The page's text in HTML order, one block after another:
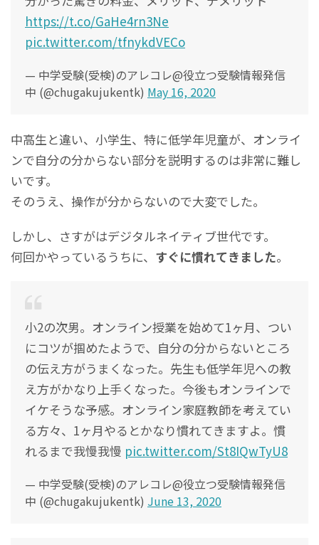
https://t.co/GaHe4rn3Ne
pic.twitter.com/tfnykdVECo
— 中学受験(受検)のアレコレ@役立つ受験情報発信
中 (@chugakujukentk) May 16, 2020
中高生と違い、小学生、特に低学年児童が、オンライ
ンで自分の分からない部分を説明するのは非常に難し
いです。
そのうえ、操作が分からないので大変でした。
しかし、さすがはデジタルネイティブ世代です。
何回かやっているうちに、 すぐに慣れてきました。
小2の次男。オンライン授業を始めて1ヶ月、つい
にコツが掴めたようで、自分の分からないところ
の伝え方がうまくなった。先生も低学年児への教
え方がかなり上手くなった。今後もオンラインで
イケそうな予感。オンライン家庭教師を考えてい
る方々、1ヶ月やるとかなり慣れてきますよ。慣
れるまで我慢我慢 pic.twitter.com/St8IQwTyU8
— 中学受験(受検)のアレコレ@役立つ受験情報発信
中 (@chugakujukentk) June 13, 2020